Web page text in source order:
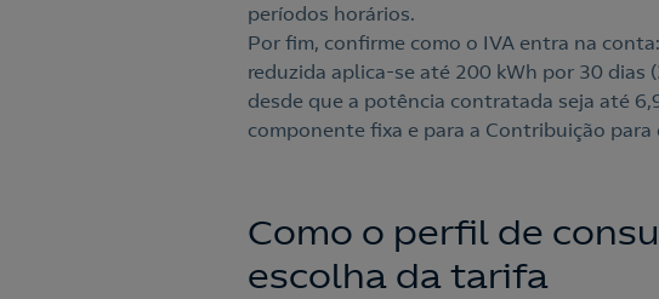
períodos horários.
Por fim, confirme como o IVA entra na
reduzida aplica-se até 200 kWh por 30 dias
desde que a potência contratada seja até
componente fixa e para a Contribuição para
Como o perfil de
escolha da tarifa